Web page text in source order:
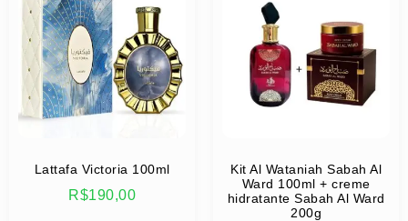
Lattafa Victoria 100ml
R$190,00
Kit Al Wataniah Sabah Al
Ward 100ml + creme
hidratante Sabah Al Ward
200g